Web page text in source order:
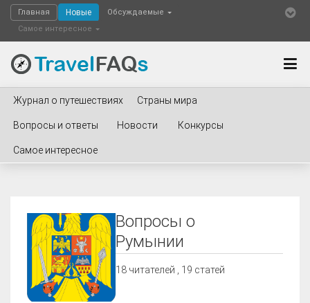
Главная Новые
Обсуждаемые
Самое интересное
Журнал о путешествиях Страны мира
Вопросы и ответы Новости Конкурсы
Самое интересное
Вопросы о
Румынии
18 читателей , 19 статей